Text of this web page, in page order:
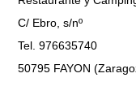
C/ Ebro, s/nº
Tel. 976635740
50795 FAYON